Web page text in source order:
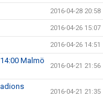
2016-04-28 20:58
2016-04-26 15:07
2016-04-26 14:51
Malmö
2016-04-21 21:56
2016-04-21 21:35